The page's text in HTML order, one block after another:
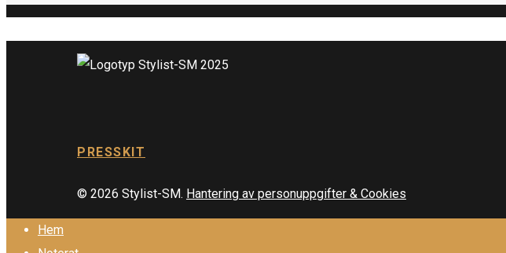
PRESSKIT
© 2026 Stylist-SM. Hantering av personuppgifter & Cookies
Hem